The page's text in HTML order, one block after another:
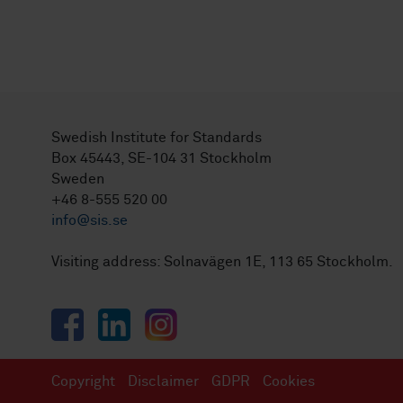
Swedish Institute for Standards
Box 45443, SE-104 31 Stockholm
Sweden
+46 8-555 520 00
info@sis.se
Visiting address: Solnavägen 1E, 113 65 Stockholm.
FacebookLinkedInInstagram
Copyright Disclaimer GDPR Cookies